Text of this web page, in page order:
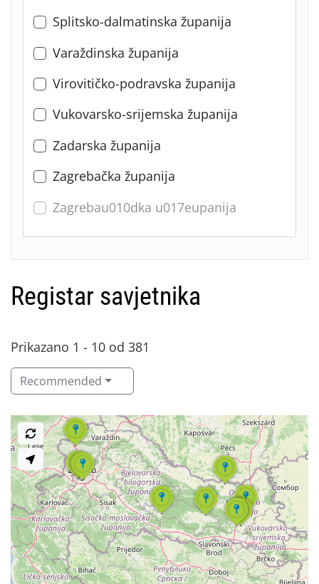
Splitsko-dalmatinska županija
Varaždinska županija
Virovitičko-podravska županija
Vukovarsko-srijemska županija
Zadarska županija
Zagrebačka županija
Zagrebau010dka u017eupanija
Registar savjetnika
Prikazano 1 - 10 od 381
Recommended